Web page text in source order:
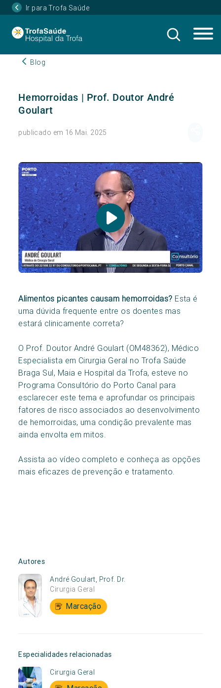
Ir para Trofa Saúde
Blog
Hemorroidas | Prof. Doutor André
Goulart
publicado em 16 Mai. 2025
Alimentos picantes causam hemorroidas? Esta é
uma dúvida frequente entre os doentes mas
estará clinicamente correta?
O Prof. Doutor André Goulart (OM48362), Médico
Especialista em Cirurgia Geral no Trofa Saúde
Braga Sul, Maia e Hospital da Trofa, esteve no
Programa Consultório do Porto Canal para
esclarecer este tema e aprofundar os principais
fatores de risco associados ao desenvolvimento
de hemorroidas, uma condição prevalente mas
ainda envolta em mitos.
Assista ao vídeo completo e conheça as opções
mais eficazes de prevenção e tratamento.
Autores
André Goulart, Prof. Dr.
Cirurgia Geral
Marcação
Especialidades relacionadas
Cirurgia Geral